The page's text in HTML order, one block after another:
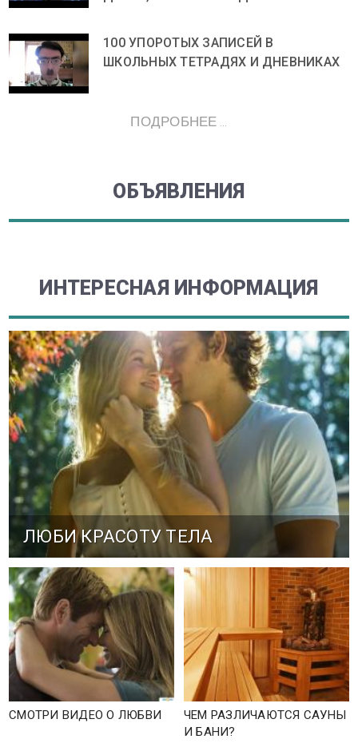
100 УПОРОТЫХ ЗАПИСЕЙ В
ШКОЛЬНЫХ ТЕТРАДЯХ И ДНЕВНИКАХ
ПОДРОБНЕЕ ...
ОБЪЯВЛЕНИЯ
ИНТЕРЕСНАЯ ИНФОРМАЦИЯ
ЛЮБИ КРАСОТУ ТЕЛА
СМОТРИ ВИДЕО О ЛЮБВИ
ЧЕМ РАЗЛИЧАЮТСЯ САУНЫ
И БАНИ?